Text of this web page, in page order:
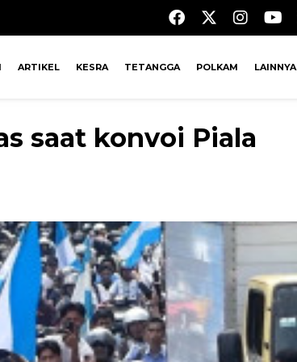
ARTIKEL KESRA TETANGGA POLKAM LAINNYA
saat konvoi Piala